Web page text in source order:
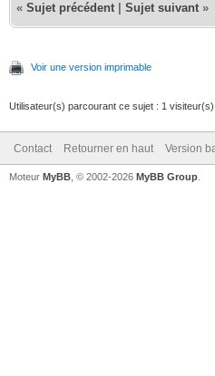
« Sujet précédent Sujet suivant »
Voir une version imprimable
Utilisateur(s) parcourant ce sujet : 1 visiteur(s)
Contact Retourner en haut Version
Moteur MyBB , © 2002-2026 MyBB Group